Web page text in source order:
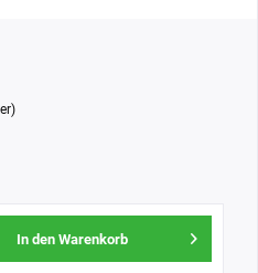
In den Warenkorb